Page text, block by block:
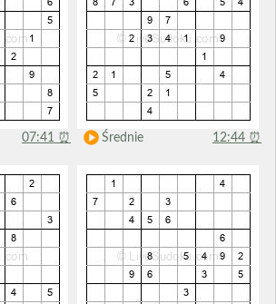
07:41 ⏰ Średnie 12:44 ⏰